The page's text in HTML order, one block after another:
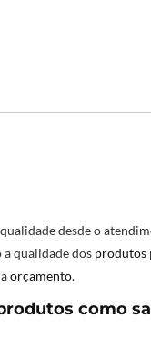
desde o
qualidade dos produtos
orçamento.
como